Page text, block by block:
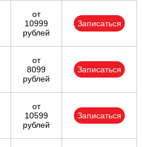
от
10999
рублей
Записаться
от
8099
рублей
Записаться
от
10599
рублей
Записаться